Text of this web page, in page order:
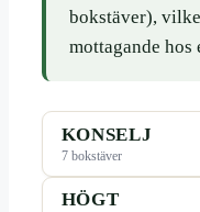
bokstäver),
mottagande
KONSELJ
7 bokstäver
HÖGT